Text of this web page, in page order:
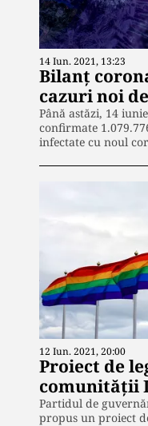
14 Iun. 2021, 13:23
Bilanț
cazuri noi
Până astăzi, 14
confirmate
infectate cu noul
12 Iun. 2021, 20:00
Proiect de
comunităţii
Partidul de
propus un proiect